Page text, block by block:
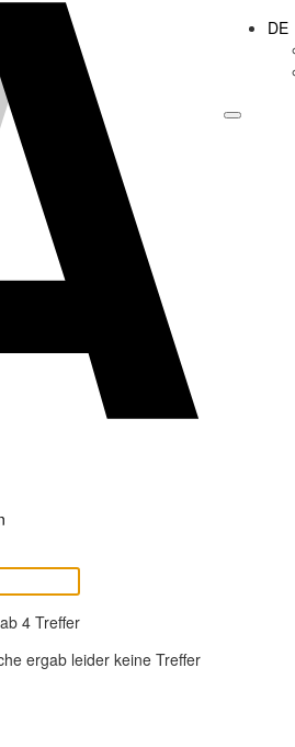
DE
4Treffer
ergab leider keine Treffer